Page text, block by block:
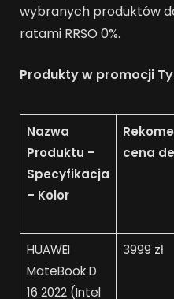
wybranych produktów
ratami RRSO 0%.
Produkty w promocji
Nazwa
Produktu –
Specyfikacja
– Kolor
cena
HUAWEI
MateBook D
16 2022 (Intel
3999 zł